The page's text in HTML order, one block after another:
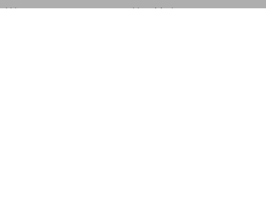
Ydence
Vero Moda